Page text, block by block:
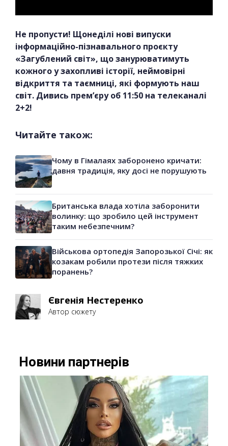
Не пропусти! Щонеділі нові випуски
інформаційно-пізнавального проєкту
«Загублений світ», що занурюватимуть
кожного у захопливі історії, неймовірні
відкриття та таємниці, які формують наш
світ. Дивись прем’єру об 11:50 на телеканалі
2+2!
Читайте також:
Чому в Гімалаях заборонено кричати:
давня традиція, яку досі не порушують
Британська влада хотіла заборонити
волинку: що зробило цей інструмент
таким небезпечним?
Військова ортопедія Запорозької Січі: як
козакам робили протези після тяжких
поранень?
Євгенія Нестеренко
Автор сюжету